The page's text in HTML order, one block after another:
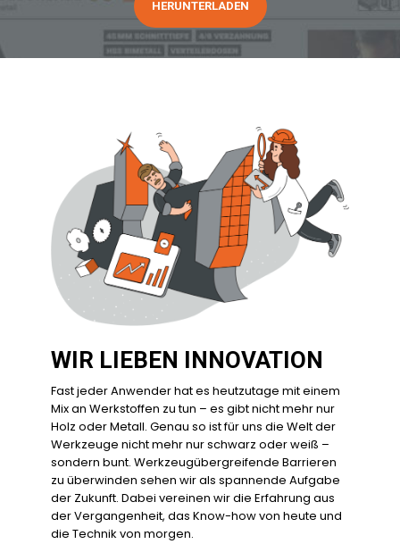
HERUNTERLADEN
WIR LIEBEN INNOVATION
Fast jeder Anwender hat es heutzutage mit einem
Mix an Werkstoffen zu tun – es gibt nicht mehr nur
Holz oder Metall. Genau so ist für uns die Welt der
Werkzeuge nicht mehr nur schwarz oder weiß –
sondern bunt. Werkzeugübergreifende Barrieren
zu überwinden sehen wir als spannende Aufgabe
der Zukunft. Dabei vereinen wir die Erfahrung aus
der Vergangenheit, das Know-how von heute und
die Technik von morgen.